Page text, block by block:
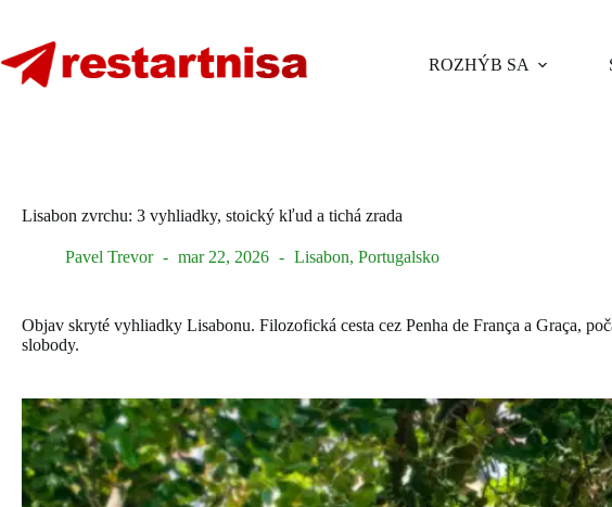
content
ROZHÝB SA
Lisabon zvrchu: 3 vyhliadky, stoický kľud a tichá zrada
Pavel Trevor mar 22, 2026 Lisabon, Portugalsko
Objav skryté vyhliadky Lisabonu. Filozofická cesta cez Penha de França a Graça,
slobody.